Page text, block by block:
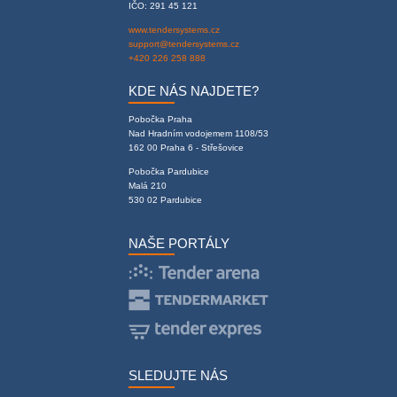
IČO: 291 45 121
www.tendersystems.cz
support@tendersystems.cz
+420 226 258 888
KDE NÁS NAJDETE?
Pobočka Praha
Nad Hradním vodojemem 1108/53
162 00 Praha 6 - Střešovice
Pobočka Pardubice
Malá 210
530 02 Pardubice
NAŠE PORTÁLY
SLEDUJTE NÁS